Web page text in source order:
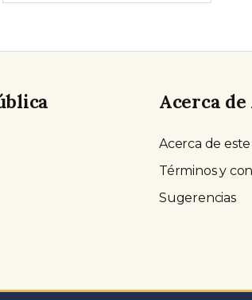
Acerca
Acerca de este
Términos y
Sugerencias